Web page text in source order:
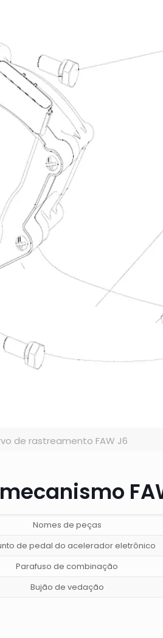
de rastreamento FAW J6
Nomes de peças
de pedal do acelerador eletrônico
Parafuso de combinação
Bujão de vedação